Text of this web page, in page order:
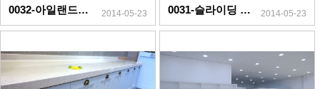
0032-아일랜드&책장 2014-05-23 0031-슬라이딩 책장 2014-05-23